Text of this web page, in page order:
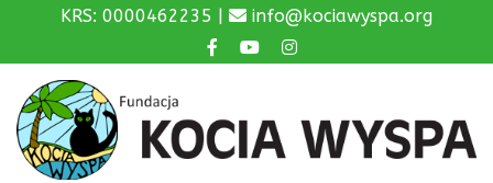
KRS: 0000462235 | info@kociawyspa.org